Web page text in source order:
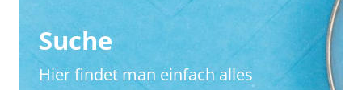
Suche
Hier findet man einfach alles